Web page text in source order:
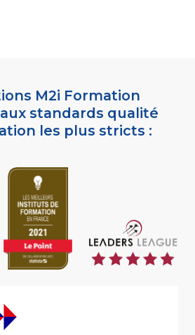
M2i Formation
standards qualité
les plus stricts :